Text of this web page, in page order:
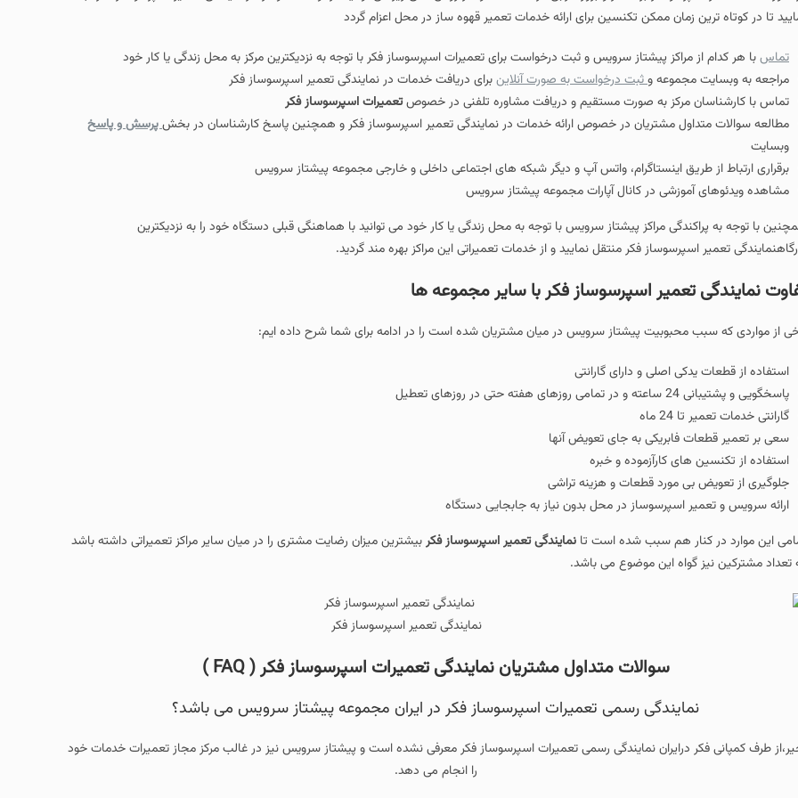
تا در کوتاه ترین زمان ممکن تکنسین برای ارائه خدمات تعمیر قهوه ساز در محل اعزام گردد
تماسبا هر کدام از مراکز پیشتاز سرویس و ثبت درخواست برای تعمیرات اسپرسوساز فکر با توجه به نزدیکترین مرکز به محل زندگی یا کار خود
مراجعه به وبسایت مجموعه وثبت درخواست به صورت آنلاینبرای دریافت خدمات در نمایندگی تعمیر اسپرسوساز فکر
تماس با کارشناسان مرکز به صورت مستقیم و دریافت مشاوره تلفنی در خصوصتعمیرات اسپرسوساز فکر
مطالعه سوالات متداول مشتریان در خصوص ارائه خدمات در نمایندگی تعمیر اسپرسوساز فکر و همچنین پاسخ کارشناسان در بخشپرسش و پاسخ
وبسایت
برقراری ارتباط از طریق اینستاگرام، واتس آپ و دیگر شبکه های اجتماعی داخلی و خارجی مجموعه پیشتاز سرویس
مشاهده ویدئوهای آموزشی در کانال آپارات مجموعه پیشتاز سرویس
با توجه به پراکندگی مراکز پیشتاز سرویس با توجه به محل زندگی یا کار خود می توانید با هماهنگی قبلی دستگاه خود را به نزدیکترین
تعمیر اسپرسوساز فکر منتقل نمایید و از خدمات تعمیراتی این مراکز بهره مند گردید.
نمایندگی تعمیر اسپرسوساز فکر با سایر مجموعه ها
از مواردی که سبب محبوبیت پیشتاز سرویس در میان مشتریان شده است را در ادامه برای شما شرح داده ایم:
استفاده از قطعات یدکی اصلی و دارای گارانتی
پاسخگویی و پشتیبانی 24 ساعته و در تمامی روزهای هفته حتی در روزهای تعطیل
گارانتی خدمات تعمیر تا 24 ماه
سعی بر تعمیر قطعات فابریکی به جای تعویض آنها
استفاده از تکنسین های کارآزموده و خبره
جلوگیری از تعویض بی مورد قطعات و هزینه تراشی
ارائه سرویس و تعمیر اسپرسوساز در محل بدون نیاز به جابجایی دستگاه
این موارد در کنار هم سبب شده است تا نمایندگی تعمیر اسپرسوساز فکربیشترین میزان رضایت مشتری را در میان سایر مراکز تعمیراتی داشته باشد
تعداد مشترکین نیز گواه این موضوع می باشد.
نمایندگی تعمیر اسپرسوساز فکر
سوالات متداول مشتریان نمایندگی تعمیرات اسپرسوساز فکر ( FAQ )
نمایندگی رسمی تعمیرات اسپرسوساز فکر در ایران مجموعه پیشتاز سرویس می باشد؟
طرف کمپانی فکر درایران نمایندگی رسمی تعمیرات اسپرسوساز فکر معرفی نشده است و پیشتاز سرویس نیز در غالب مرکز مجاز تعمیرات خدمات خود
را انجام می دهد.